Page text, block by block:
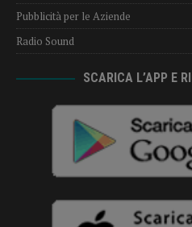
Pubblicità per le Aziende
Radio Sound
SCARICA L’APP E